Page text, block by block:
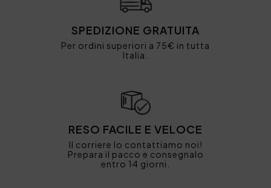
SPEDIZIONE GRATUITA
Per ordini superiori a 75€ in tutta
Italia.
RESO FACILE E VELOCE
Il corriere lo contattiamo noi!
Prepara il pacco e consegnalo
entro 14 giorni.